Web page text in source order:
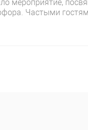
мероприятие,
Частыми